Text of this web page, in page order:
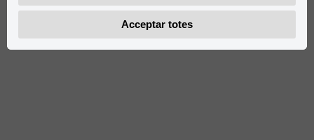
Acceptar totes